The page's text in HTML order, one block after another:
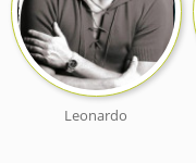
Leonardo